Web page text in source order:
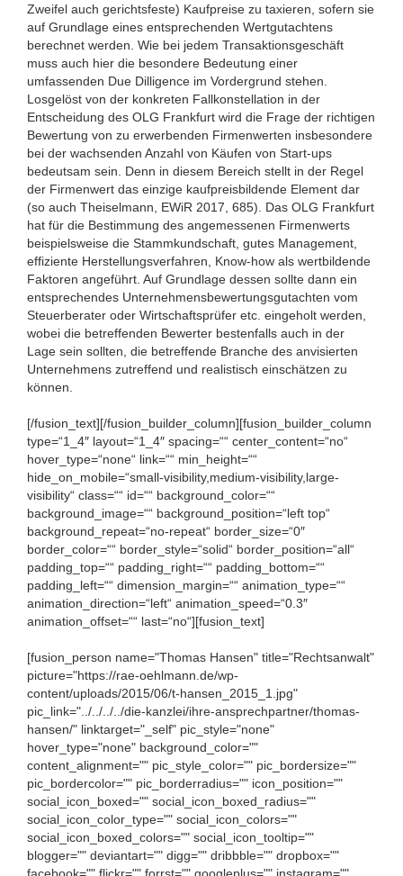
Zweifel auch gerichtsfeste) Kaufpreise zu taxieren, sofern sie
auf Grundlage eines entsprechenden Wertgutachtens
berechnet werden. Wie bei jedem Transaktionsgeschäft
muss auch hier die besondere Bedeutung einer
umfassenden Due Dilligence im Vordergrund stehen.
Losgelöst von der konkreten Fallkonstellation in der
Entscheidung des OLG Frankfurt wird die Frage der richtigen
Bewertung von zu erwerbenden Firmenwerten insbesondere
bei der wachsenden Anzahl von Käufen von Start-ups
bedeutsam sein. Denn in diesem Bereich stellt in der Regel
der Firmenwert das einzige kaufpreisbildende Element dar
(so auch Theiselmann, EWiR 2017, 685). Das OLG Frankfurt
hat für die Bestimmung des angemessenen Firmenwerts
beispielsweise die Stammkundschaft, gutes Management,
effiziente Herstellungsverfahren, Know-how als wertbildende
Faktoren angeführt. Auf Grundlage dessen sollte dann ein
entsprechendes Unternehmensbewertungsgutachten vom
Steuerberater oder Wirtschaftsprüfer etc. eingeholt werden,
wobei die betreffenden Bewerter bestenfalls auch in der
Lage sein sollten, die betreffende Branche des anvisierten
Unternehmens zutreffend und realistisch einschätzen zu
können.
[/fusion_text][/fusion_builder_column][fusion_builder_column
type=“1_4″ layout=“1_4″ spacing=““ center_content=“no“
hover_type=“none“ link=““ min_height=““
hide_on_mobile=“small-visibility,medium-visibility,large-
visibility“ class=““ id=““ background_color=““
background_image=““ background_position=“left top“
background_repeat=“no-repeat“ border_size=“0″
border_color=““ border_style=“solid“ border_position=“all“
padding_top=““ padding_right=““ padding_bottom=““
padding_left=““ dimension_margin=““ animation_type=““
animation_direction=“left“ animation_speed=“0.3″
animation_offset=““ last=“no“][fusion_text]
[fusion_person name="Thomas Hansen" title="Rechtsanwalt"
picture="https://rae-oehlmann.de/wp-
content/uploads/2015/06/t-hansen_2015_1.jpg"
pic_link="../../../../die-kanzlei/ihre-ansprechpartner/thomas-
hansen/" linktarget="_self" pic_style="none"
hover_type="none" background_color=""
content_alignment="" pic_style_color="" pic_bordersize=""
pic_bordercolor="" pic_borderradius="" icon_position=""
social_icon_boxed="" social_icon_boxed_radius=""
social_icon_color_type="" social_icon_colors=""
social_icon_boxed_colors="" social_icon_tooltip=""
blogger="" deviantart="" digg="" dribbble="" dropbox=""
facebook="" flickr="" forrst="" googleplus="" instagram=""